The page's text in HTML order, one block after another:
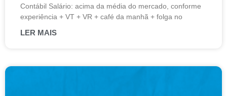
Contábil Salário: acima da média do mercado, conforme
experiência + VT + VR + café da manhã + folga no
LER MAIS